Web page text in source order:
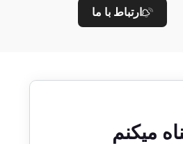
ارتباط با ما
میکنم